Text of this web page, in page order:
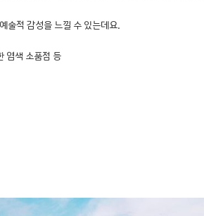
술적 감성을 느낄 수 있는데요.
염색 소품점 등